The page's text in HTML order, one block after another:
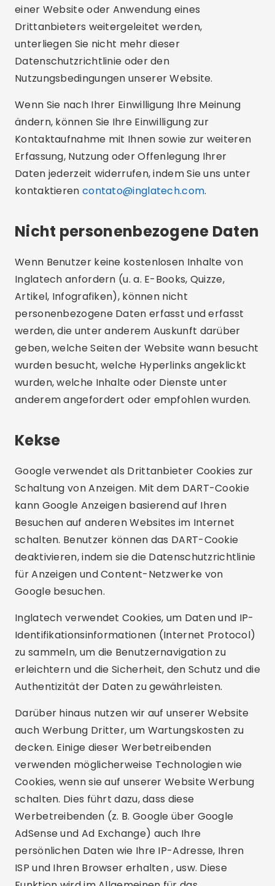
einer Website oder Anwendung eines
Drittanbieters weitergeleitet werden,
unterliegen Sie nicht mehr dieser
Datenschutzrichtlinie oder den
Nutzungsbedingungen unserer Website.
Wenn Sie nach Ihrer Einwilligung Ihre Meinung
ändern, können Sie Ihre Einwilligung zur
Kontaktaufnahme mit Ihnen sowie zur weiteren
Erfassung, Nutzung oder Offenlegung Ihrer
Daten jederzeit widerrufen, indem Sie uns unter
kontaktieren contato@inglatech.com.
Nicht personenbezogene Daten
Wenn Benutzer keine kostenlosen Inhalte von
Inglatech anfordern (u. a. E-Books, Quizze,
Artikel, Infografiken), können nicht
personenbezogene Daten erfasst und erfasst
werden, die unter anderem Auskunft darüber
geben, welche Seiten der Website wann besucht
wurden besucht, welche Hyperlinks angeklickt
wurden, welche Inhalte oder Dienste unter
anderem angefordert oder empfohlen wurden.
Kekse
Google verwendet als Drittanbieter Cookies zur
Schaltung von Anzeigen. Mit dem DART-Cookie
kann Google Anzeigen basierend auf Ihren
Besuchen auf anderen Websites im Internet
schalten. Benutzer können das DART-Cookie
deaktivieren, indem sie die Datenschutzrichtlinie
für Anzeigen und Content-Netzwerke von
Google besuchen.
Inglatech verwendet Cookies, um Daten und IP-
Identifikationsinformationen (Internet Protocol)
zu sammeln, um die Benutzernavigation zu
erleichtern und die Sicherheit, den Schutz und die
Authentizität der Daten zu gewährleisten.
Darüber hinaus nutzen wir auf unserer Website
auch Werbung Dritter, um Wartungskosten zu
decken. Einige dieser Werbetreibenden
verwenden möglicherweise Technologien wie
Cookies, wenn sie auf unserer Website Werbung
schalten. Dies führt dazu, dass diese
Werbetreibenden (z. B. Google über Google
AdSense und Ad Exchange) auch Ihre
persönlichen Daten wie Ihre IP-Adresse, Ihren
ISP und Ihren Browser erhalten , usw. Diese